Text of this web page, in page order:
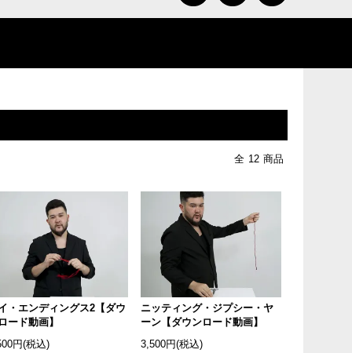
全 12 商品
・エンディングス2【ダウ
ード動画】
円(税込)
ニッティング・ジプシー・ヤ
ーン【ダウンロード動画】
3,500円(税込)